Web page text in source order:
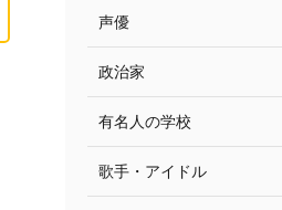
声優
政治家
有名人の学校
歌手・アイドル